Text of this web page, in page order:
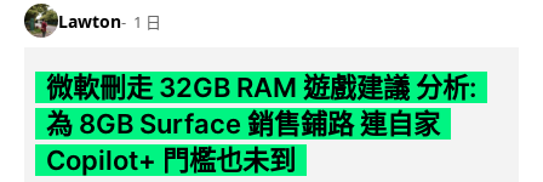
Lawton 1 日
微軟刪走 32GB RAM 遊戲建議 分析:
為 8GB Surface 銷售鋪路 連自家
Copilot+ 門檻也未到